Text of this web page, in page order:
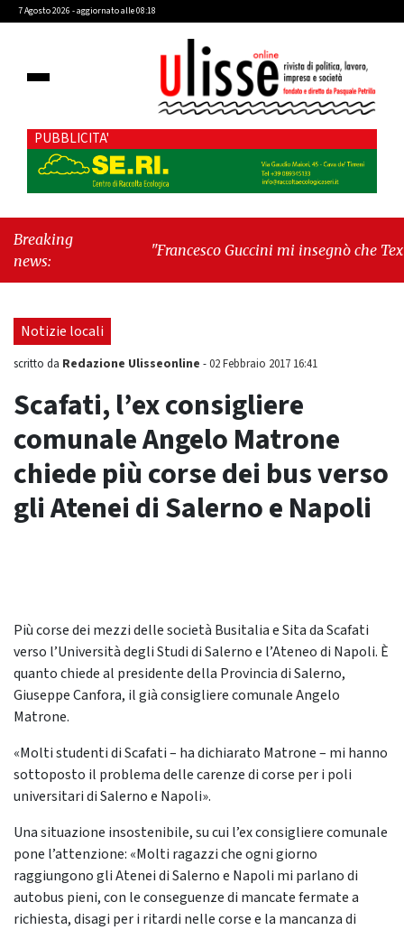
7 Agosto 2026 - aggiornato alle 08:18
PUBBLICITA'
Breaking
news:
"Francesco Guccini mi insegnò che Tex
L'opposizione lascia l'aula al momento del
Notizie locali
scritto da Redazione Ulisseonline -02 Febbraio 2017 16:41
Scafati, l’ex consigliere
comunale Angelo Matrone
chiede più corse dei bus verso
gli Atenei di Salerno e Napoli
Più corse dei mezzi delle società Busitalia e Sita da Scafati
verso l’Università degli Studi di Salerno e l’Ateneo di Napoli. È
quanto chiede al presidente della Provincia di Salerno,
Giuseppe Canfora, il già consigliere comunale Angelo
Matrone.
«Molti studenti di Scafati – ha dichiarato Matrone – mi hanno
sottoposto il problema delle carenze di corse per i poli
universitari di Salerno e Napoli».
Una situazione insostenibile, su cui l’ex consigliere comunale
pone l’attenzione: «Molti ragazzi che ogni giorno
raggiungono gli Atenei di Salerno e Napoli mi parlano di
autobus pieni, con le conseguenze di mancate fermate a
richiesta, disagi per i ritardi nelle corse e la mancanza di